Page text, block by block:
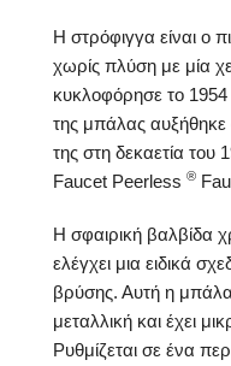
Η στρόφιγγα είναι ο
χωρίς πλύση με μία
κυκλοφόρησε το
της μπάλας αυξήθηκε
της στη δεκαετία
Faucet Peerless ®
Η σφαιρική βαλβίδα
ελέγχει μια ειδικά
βρύσης. Αυτή η μπάλα
μεταλλική και έχει
Ρυθμίζεται σε ένα